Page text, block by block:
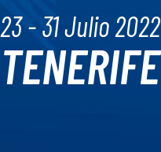
23 - 31 Julio 2022
TENERIFE